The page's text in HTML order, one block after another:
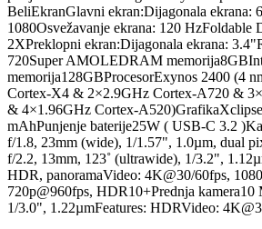
BeliEkranGlavni ekran:Dijagonala ekrana:
1080Osvežavanje ekrana: 120
2XPreklopni ekran:Dijagonala ekrana:
720Super AMOLEDRAM
memorija128GBProcesorExynos 2400 (4
Cortex-X4 & 2×2.9GHz Cortex-A720 &
& 4×1.96GHz Cortex-
mAhPunjenje baterije25W ( USB-C 3.2
f/1.8, 23mm (wide), 1/1.57", 1.0µm, dual
f/2.2, 13mm, 123˚ (ultrawide), 1/3.2",
HDR, panoramaVideo: 4K@30/60fps,
720p@960fps, HDR10+Prednja kamera10
1/3.0", 1.22µmFeatures: HDRVideo: